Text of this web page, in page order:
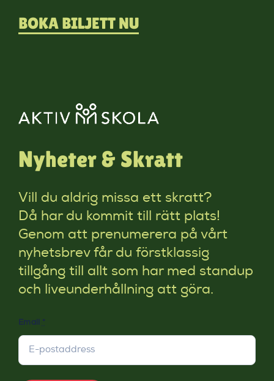
BOKA BILJETT NU
Nyheter & Skratt
Vill du aldrig missa ett skratt?
Då har du kommit till rätt plats!
Genom att prenumerera på vårt
nyhetsbrev får du förstklassig
tillgång till allt som har med standup
och liveunderhållning att göra.
Email *